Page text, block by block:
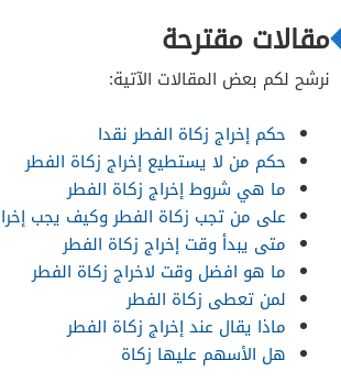
مقالات مقترحة
نرشح لكم بعض المقالات الآتية:
حكم إخراج زكاة الفطر نقدا
حكم من لا يستطيع إخراج زكاة الفطر
ما هي شروط إخراج زكاة الفطر
على من تجب زكاة الفطر وكيف يجب
متى يبدأ وقت إخراج زكاة الفطر
ما هو افضل وقت لاخراج زكاة الفطر
لمن تعطى زكاة الفطر
ماذا يقال عند إخراج زكاة الفطر
هل الأسهم عليها زكاة